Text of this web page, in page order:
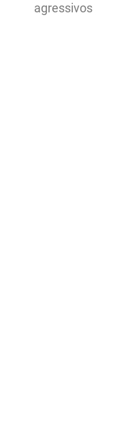
agressivos